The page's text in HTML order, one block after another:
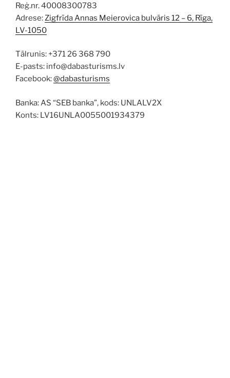
Reģ.nr. 40008300783
Adrese:Zigfrīda Annas Meierovica bulvāris 12 – 6, Rīga,
LV-1050
Tālrunis: +371 26 368 790
E-pasts: info@dabasturisms.lv
Facebook:@dabasturisms
Banka: AS “SEB banka”, kods: UNLALV2X
Konts: LV16UNLA0055001934379